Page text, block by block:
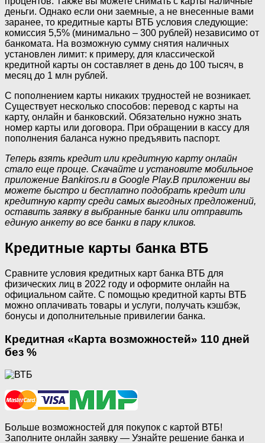
деньги. Однако если они заемные, а не внесенные вами
заранее, то кредитные карты ВТБ условия следующие:
комиссия 5,5% (минимально – 300 рублей) независимо от
банкомата. На возможную сумму снятия наличных
установлен лимит: к примеру, для классической
кредитной карты он составляет в день до 100 тысяч, в
месяц до 1 млн рублей.
С пополнением карты никаких трудностей не возникает.
Существует несколько способов: перевод с карты на
карту, онлайн и банковский. Обязательно нужно знать
номер карты или договора. При обращении в кассу для
пополнения баланса нужно предъявить паспорт.
Теперь взять кредит или кредитную карту онлайн
стало еще проще. Скачайте и установите мобильное
приложение Bankiros.ru в Google Play.В приложении вы
можете быстро и бесплатно подобрать кредит или
кредитную карту среди самых выгодных предложений,
оставить заявку в выбранные банки или отправить
единую анкету во все банки в пару кликов.
Кредитные карты банка ВТБ
Сравните условия кредитных карт банка ВТБ для
физических лиц в 2022 году и оформите онлайн на
официальном сайте. С помощью кредитной карты ВТБ
можно оплачивать товары и услуги, получать кэшбэк,
бонусы и дополнительные привилегии банка.
Кредитная «Карта возможностей» 110 дней
без %
Больше возможностей для покупок с картой ВТБ!
Заполните онлайн заявку — Узнайте решение банка и